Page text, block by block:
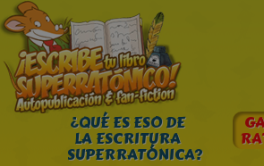
¿QUÉ ES ESO DE
LA ESCRITURA
SUPERRATÓNICA?